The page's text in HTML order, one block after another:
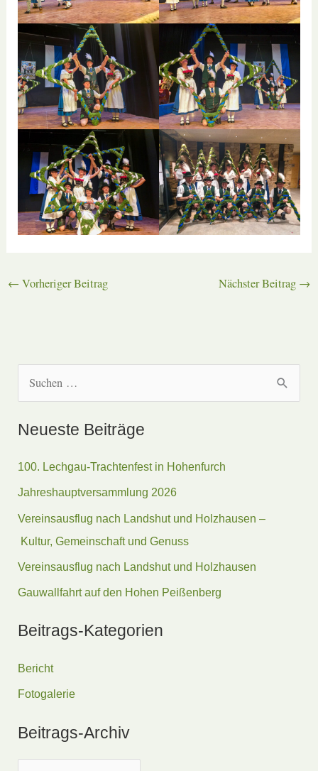
← Vorheriger Beitrag Nächster Beitrag →
e
n
n
a
Neueste Beiträge
100. Lechgau-Trachtenfest in Hohenfurch
Jahreshauptversammlung 2026
Vereinsausflug nach Landshut und Holzhausen –
Kultur, Gemeinschaft und Genuss
Vereinsausflug nach Landshut und Holzhausen
Gauwallfahrt auf den Hohen Peißenberg
Beitrags-Kategorien
Bericht
Fotogalerie
Beitrags-Archiv